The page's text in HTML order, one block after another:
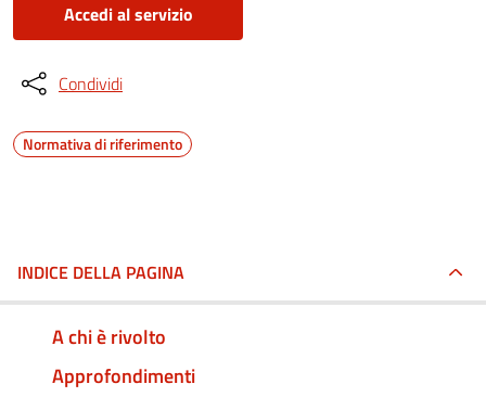
Accedi al servizio
Condividi
Normativa di riferimento
INDICE DELLA PAGINA
A chi è rivolto
Approfondimenti